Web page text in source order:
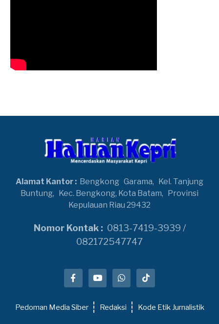
Alamat Kantor : Bengkong Garama,
Kel. Tanjung
Buntung,
Kec. Bengkong, Kota Batam,
Provinsi
Kepulauan Riau 29432
Nomor Kontak : 0813-7419-3939 /
082172547747
Pedoman Media Siber Redaksi Kode Etik Jurnalistik